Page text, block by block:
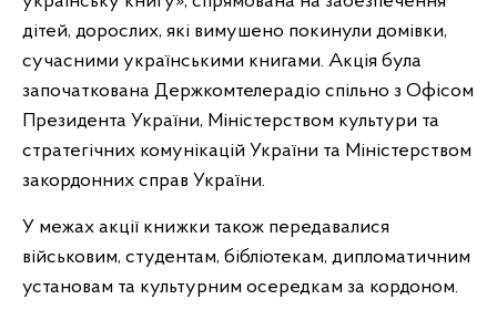
дітей, дорослих, які вимушено покинули домівки,
сучасними українськими книгами. Акція була
започаткована Держкомтелерадіо спільно з Офісом
Президента України, Міністерством культури та
стратегічних комунікацій України та Міністерством
закордонних справ України.
У межах акції книжки також передавалися
військовим, студентам, бібліотекам, дипломатичним
установам та культурним осередкам за кордоном.